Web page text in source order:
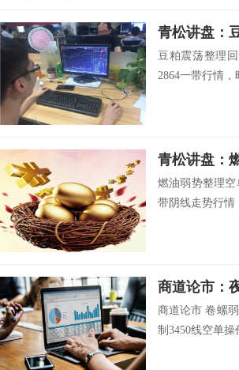
青松讲盘：
豆粕震荡整理
2864一带行情
青松讲盘：
燃油弱势整理空
带阴线走势行情
商道论市：
商道论市 卷螺
制3450线空单操